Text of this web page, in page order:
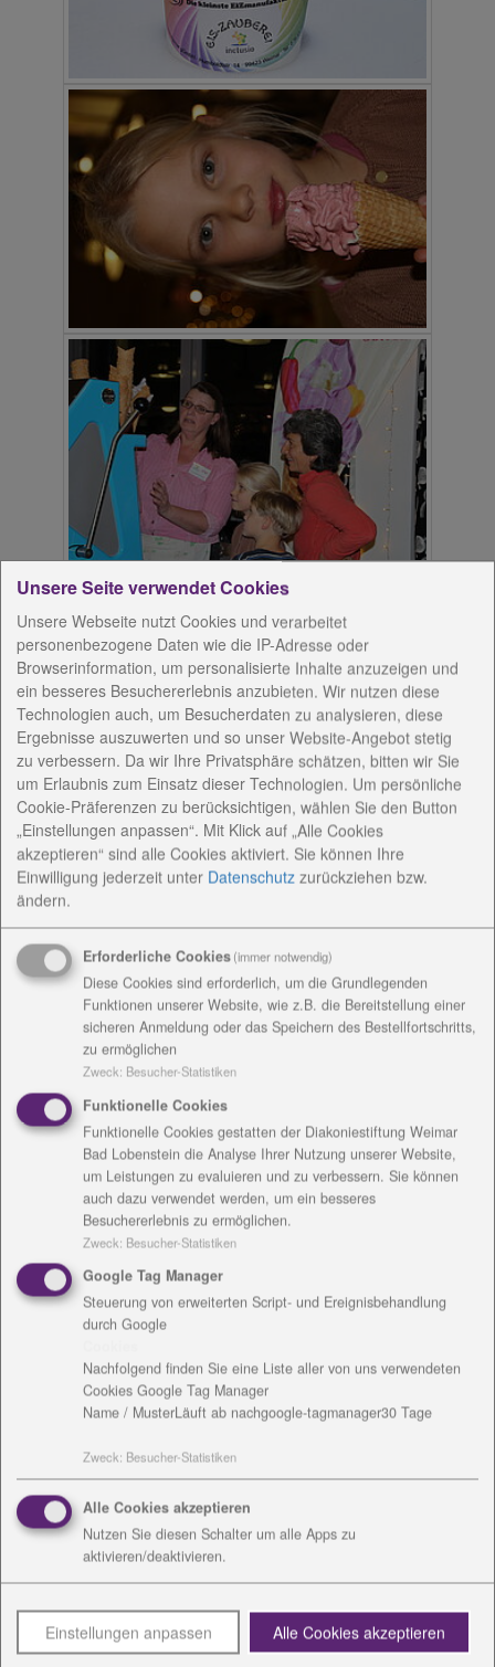
Die inclusio Weimar gGmbH hat eine Punktladung
geschafft. Nun, wo sämtliche Feste ausfallen, aber
dennoch Sommer ist und gern Eis geleckt wird, gibt
(Joghurt, Milcheis, neutral oder vegan) in
verschiedenen Geschmacksrichtungen im Becher
sowie als Eistaler.
Christian Regenhardt und sein kleines Team
b sofort gibt es das Eis im Hofladen in Altengesees,
in den Diakonieläden Bad Lobenstein/ Saalfeld
Unsere Seite verwendet Cookies
Unsere Webseite nutzt Cookies und verarbeitet
personenbezogene Daten wie die IP-Adresse oder
Browserinformation, um personalisierte Inhalte anzuzeigen und
ein besseres Besuchererlebnis anzubieten. Wir nutzen diese
Technologien auch, um Besucherdaten zu analysieren, diese
Ergebnisse auszuwerten und so unser Website-Angebot stetig
zu verbessern. Da wir Ihre Privatsphäre schätzen, bitten wir Sie
um Erlaubnis zum Einsatz dieser Technologien. Um persönliche
Cookie-Präferenzen zu berücksichtigen, wählen Sie den Button
„Einstellungen anpassen“. Mit Klick auf „Alle Cookies
akzeptieren“ sind alle Cookies aktiviert. Sie können Ihre
Einwilligung jederzeit unter Datenschutz zurückziehen bzw.
ändern.
Erforderliche Cookies(immer notwendig)
Diese Cookies sind erforderlich, um die Grundlegenden
Funktionen unserer Website, wie z.B. die Bereitstellung einer
sicheren Anmeldung oder das Speichern des Bestellfortschritts,
zu ermöglichen
Zweck: Besucher-Statistiken
Funktionelle Cookies
Funktionelle Cookies gestatten der Diakoniestiftung Weimar
Bad Lobenstein die Analyse Ihrer Nutzung unserer Website,
um Leistungen zu evaluieren und zu verbessern. Sie können
auch dazu verwendet werden, um ein besseres
Besuchererlebnis zu ermöglichen.
Zweck: Besucher-Statistiken
Google Tag Manager
Steuerung von erweiterten Script- und Ereignisbehandlung
durch Google
Nachfolgend finden Sie eine Liste aller von uns verwendeten
Cookies Google Tag Manager
Name / MusterLäuft ab nachgoogle-tagmanager30 Tage
Zweck: Besucher-Statistiken
Alle Cookies akzeptieren
Nutzen Sie diesen Schalter um alle Apps zu
aktivieren/deaktivieren.
Einstellungen anpassen Alle Cookies akzeptieren